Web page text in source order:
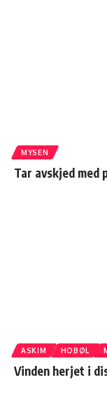
MYSEN
Tar avskjed
ASKIM HOBØL
Vinden herjet i